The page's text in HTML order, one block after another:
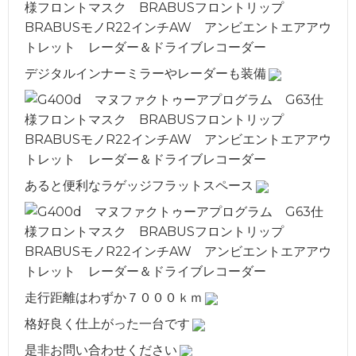
デジタルインナーミラーやレーダーも装備
あると便利なラゲッジフラットスペース
走行距離はわずか７０００ｋｍ
格好良く仕上がった一台です
是非お問い合わせください